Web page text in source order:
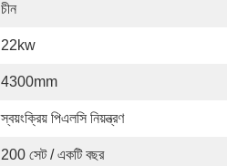
চীন
22kw
4300mm
স্বয়ংক্রিয় পিএলসি নিয়ন্ত্রণ
200 সেট / একটি বছর